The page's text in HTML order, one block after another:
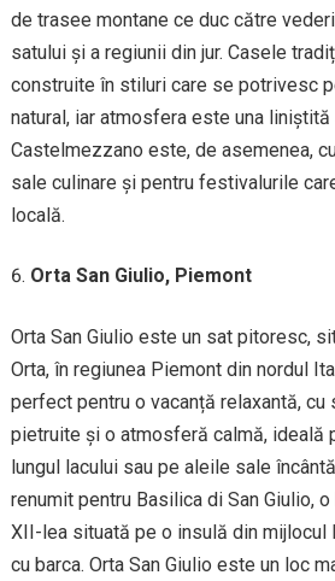
de trasee montane ce duc către
satului și a regiunii din jur. Casele
construite în stiluri care se potrivesc
natural, iar atmosfera este una liniștită
Castelmezzano este, de asemenea,
sale culinare și pentru festivalurile
locală.
Orta San Giulio, Piemont
Orta San Giulio este un sat pitoresc,
Orta, în regiunea Piemont din nordul
perfect pentru o vacanță relaxantă,
pietruite și o atmosferă calmă, ideală
lungul lacului sau pe aleile sale
renumit pentru Basilica di San Giulio,
XII-lea situată pe o insulă din mijlocul
cu barca. Orta San Giulio este un loc